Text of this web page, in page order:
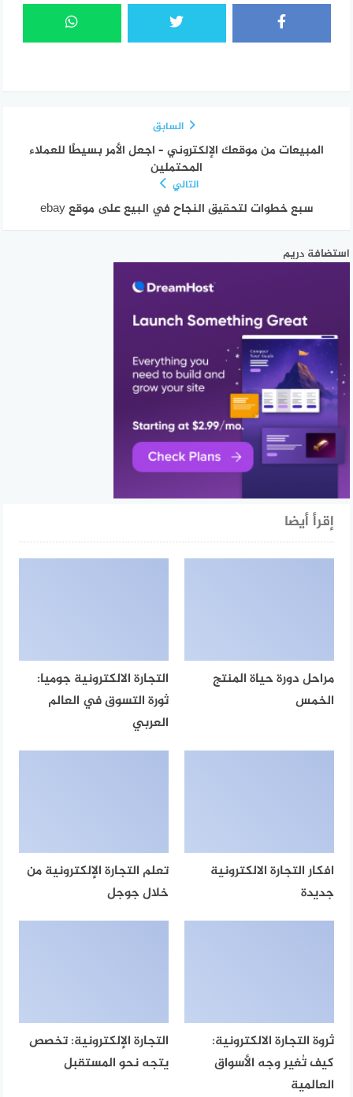
السابق
المبيعات من موقعك الإلكتروني – اجعل الأمر بسيطًا للعملاء
المحتملين
التالي
سبع خطوات لتحقيق النجاح في البيع على موقع ebay
استضافة دريم
إقرأ أيضا
مراحل دورة حياة المنتج
الخمس
التجارة الالكترونية جوميا:
ثورة التسوق في العالم
العربي
افكار التجارة الالكترونية
جديدة
تعلم التجارة الإلكترونية من
خلال جوجل
ثروة التجارة الالكترونية:
كيف تُغير وجه الأسواق
العالمية
التجارة الإلكترونية: تخصص
يتجه نحو المستقبل